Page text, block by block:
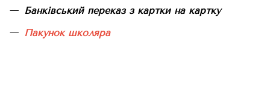
Банківський переказ з картки на картку
Пакунок школяра